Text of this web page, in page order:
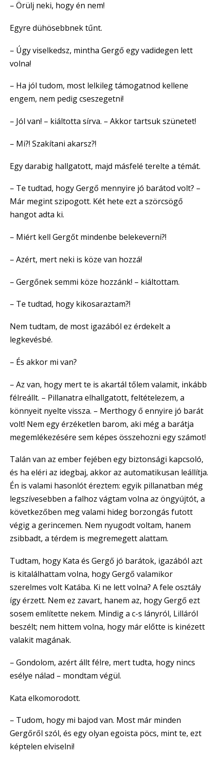
– Örülj neki, hogy én nem!
Egyre dühösebbnek tűnt.
– Úgy viselkedsz, mintha Gergő egy vadidegen lett
volna!
– Ha jól tudom, most lelkileg támogatnod kellene
engem, nem pedig cseszegetni!
– Jól van! – kiáltotta sírva. – Akkor tartsuk szünetet!
– Mi?! Szakítani akarsz?!
Egy darabig hallgatott, majd másfelé terelte a témát.
– Te tudtad, hogy Gergő mennyire jó barátod volt? –
Már megint szipogott. Két hete ezt a szörcsögő
hangot adta ki.
– Miért kell Gergőt mindenbe belekeverni?!
– Azért, mert neki is köze van hozzá!
– Gergőnek semmi köze hozzánk! – kiáltottam.
– Te tudtad, hogy kikosaraztam?!
Nem tudtam, de most igazából ez érdekelt a
legkevésbé.
– És akkor mi van?
– Az van, hogy mert te is akartál tőlem valamit, inkább
félreállt. – Pillanatra elhallgatott, feltételezem, a
könnyeit nyelte vissza. – Merthogy ő ennyire jó barát
volt! Nem egy érzéketlen barom, aki még a barátja
megemlékezésére sem képes összehozni egy számot!
Talán van az ember fejében egy biztonsági kapcsoló,
és ha eléri az idegbaj, akkor az automatikusan leállítja.
Én is valami hasonlót éreztem: egyik pillanatban még
legszívesebben a falhoz vágtam volna az öngyújtót, a
következőben meg valami hideg borzongás futott
végig a gerincemen. Nem nyugodt voltam, hanem
zsibbadt, a térdem is megremegett alattam.
Tudtam, hogy Kata és Gergő jó barátok, igazából azt
is kitalálhattam volna, hogy Gergő valamikor
szerelmes volt Katába. Ki ne lett volna? A fele osztály
így érzett. Nem ez zavart, hanem az, hogy Gergő ezt
sosem említette nekem. Mindig a c-s lányról, Lilláról
beszélt; nem hittem volna, hogy már előtte is kinézett
valakit magának.
– Gondolom, azért állt félre, mert tudta, hogy nincs
esélye nálad – mondtam végül.
Kata elkomorodott.
– Tudom, hogy mi bajod van. Most már minden
Gergőről szól, és egy olyan egoista pöcs, mint te, ezt
képtelen elviselni!